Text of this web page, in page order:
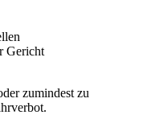
Gericht
zumindest zu